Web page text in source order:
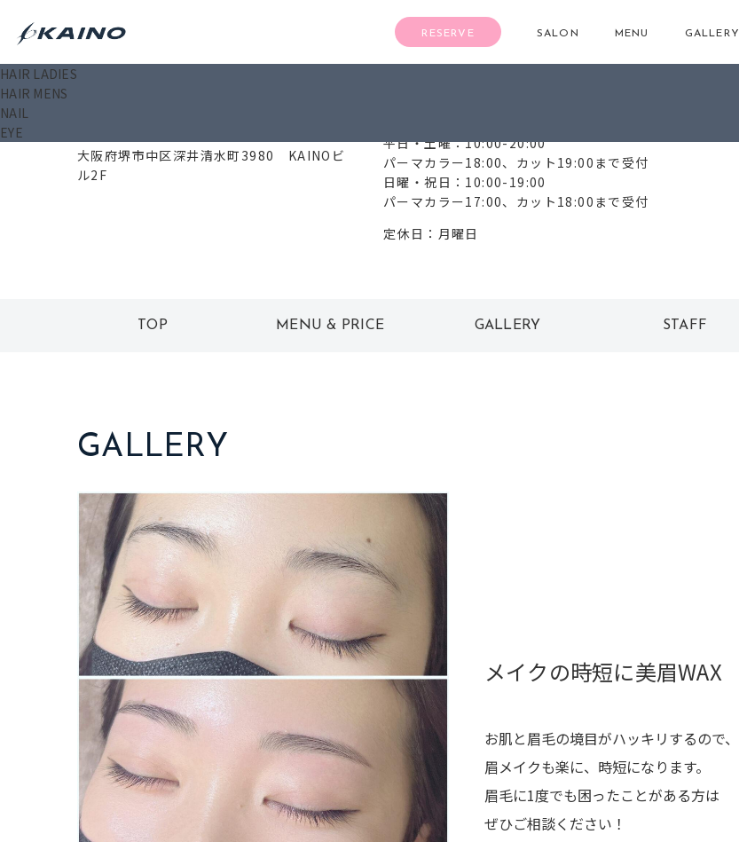
RESERVE SALON MENU GALLERY
HAIR LADIES
HAIR MENS
NAIL
EYE
大阪府堺市中区深井清水町3980 KAINOビ
ル2F
平日・土曜：10:00-20:00
パーマカラー18:00、カット19:00まで受付
日曜・祝日：10:00-19:00
パーマカラー17:00、カット18:00まで受付
定休日：月曜日
TOP MENU & PRICE GALLERY STAFF
GALLERY
メイクの時短に美眉WAX
お肌と眉毛の境目がハッキリするので、
眉メイクも楽に、時短になります。
眉毛に1度でも困ったことがある方は
ぜひご相談ください！